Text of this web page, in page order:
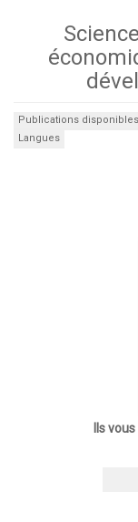
Publications disponibles
Langues
Ils